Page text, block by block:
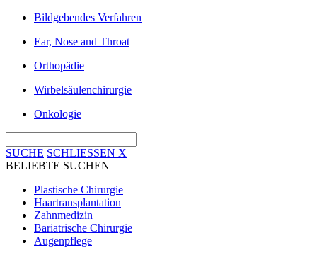
Bildgebendes Verfahren
Ear, Nose and Throat
Orthopädie
Wirbelsäulenchirurgie
Onkologie
SUCHE SCHLIESSEN X
BELIEBTE SUCHEN
Plastische Chirurgie
Haartransplantation
Zahnmedizin
Bariatrische Chirurgie
Augenpflege